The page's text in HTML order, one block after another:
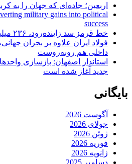
اربعین؛ جاده‌ای که جهان را به
military gains into political
success
خط قرمز سد زاینده‌رود، ۲۳۶ میلیون مترمکعب است
فولاد ایران علاوه بر بحران
داخلی هم روبه‌روست
استاندار اصفهان: بازسازی
جدید آغاز شده است
بایگانی
آگوست 2026
جولای 2026
ژوئن 2026
فوریه 2026
ژانویه 2026